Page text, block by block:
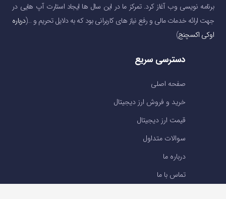
برنامه نویسی وب آغاز کرد. تمرکز ما در این سال ها ایجاد استارت آپ هایی در
جهت ارائه خدمات مالی و رفع نیاز های کاربرانی بود که به دلایل تحریم و …(درباره
اوکی اکسچنج)
دسترسی سریع
صفحه اصلی
خرید و فروش ارز دیجیتال
قیمت ارز دیجیتال
سوالات متداول
درباره ما
تماس با ما